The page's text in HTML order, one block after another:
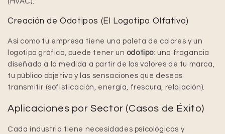
Creación de Odotipos (El Logotipo Olfativo)
Así como tu empresa tiene una paleta de colores y un
logotipo gráfico, puede tener un odotipo: una fragancia
diseñada a la medida a partir de los valores de tu marca,
tu público objetivo y las sensaciones que deseas
transmitir (sofisticación, energía, frescura, relajación).
Aplicaciones por Sector (Casos de Éxito)
Cada industria tiene necesidades psicológicas y